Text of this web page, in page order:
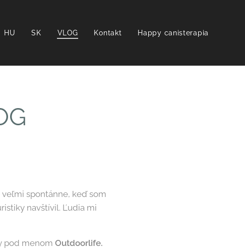
HU SK VLOG Kontakt Happy canisterapia
veľmi spontánne, keď som
navštívil. Ľudia mi
pod menom Outdoorlife.